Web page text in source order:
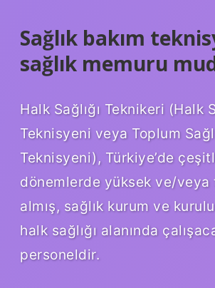
Sağlık bakım
sağlık memuru
Halk Sağlığı Teknikeri (Halk
Teknisyeni veya Toplum
Teknisyeni), Türkiye’de
dönemlerde yüksek ve/
almış, sağlık kurum ve
halk sağlığı alanında
personeldir.